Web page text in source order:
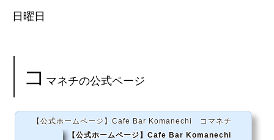
日曜日
コ マネチの公式ページ
【公式ホームページ】Cafe Bar Komanechi コマネチ
【公式ホームページ】Cafe Bar Komanechi